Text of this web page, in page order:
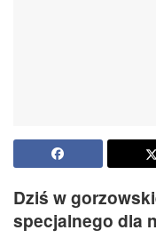
Dziś w
specjalnego dla